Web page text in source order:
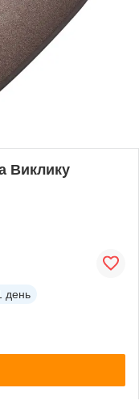
Виклику
день